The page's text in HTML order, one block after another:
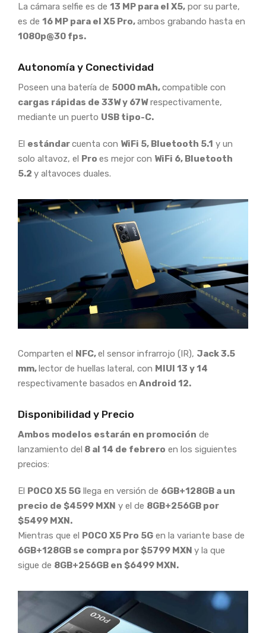
La cámara selfie es de 13 MP para el X5, por su parte,
es de 16 MP para el X5 Pro,ambos grabando hasta en
1080p@30 fps.
Autonomía y Conectividad
Poseen una batería de 5000 mAh,compatible con
cargas rápidas de 33W y 67Wrespectivamente,
mediante un puerto USB tipo-C.
El estándarcuenta con WiFi 5, Bluetooth 5.1 y un
solo altavoz, el Pro es mejor con WiFi 6, Bluetooth
5.2 y altavoces duales.
Comparten el NFC,el sensor infrarrojo (IR), Jack 3.5
mm,lector de huellas lateral, con MIUI 13 y 14
respectivamente basados en Android 12.
Disponibilidad y Precio
Ambos modelos estarán en promoción de
lanzamiento del 8 al 14 de febrero en los siguientes
precios:
El POCO X5 5G llega en versión de 6GB+128GB a un
precio de $4599 MXN y el de 8GB+256GB por
$5499 MXN.
Mientras que el POCO X5 Pro 5G en la variante base de
6GB+128GB se compra por $5799 MXN y la que
sigue de 8GB+256GB en $6499 MXN.